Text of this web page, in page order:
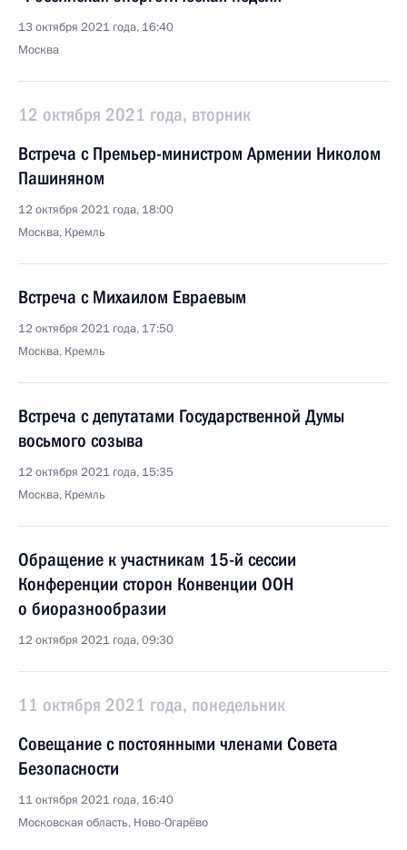
13 октября 2021 года, 16:40
Москва
12 октября 2021 года, вторник
Встреча с Премьер-министром Армении Николом
Пашиняном
12 октября 2021 года, 18:00
Москва, Кремль
Встреча с Михаилом Евраевым
12 октября 2021 года, 17:50
Москва, Кремль
Встреча с депутатами Государственной Думы
восьмого созыва
12 октября 2021 года, 15:35
Москва, Кремль
Обращение к участникам 15-й сессии
Конференции сторон Конвенции ООН
о биоразнообразии
12 октября 2021 года, 09:30
11 октября 2021 года, понедельник
Совещание с постоянными членами Совета
Безопасности
11 октября 2021 года, 16:40
Московская область, Ново-Огарёво